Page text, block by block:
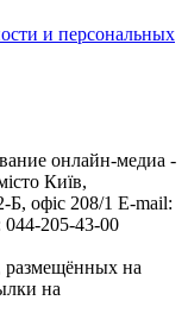
и персональных
онлайн-медиа -
Київ,
офіс 208/1 E-mail:
044-205-43-00
размещённых на
на